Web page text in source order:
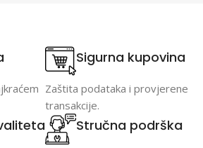
Sigurna kupovina
Zaštita podataka i provjerene
transakcije.
Stručna podrška